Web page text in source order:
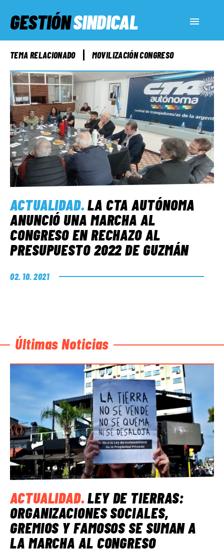
GESTIÓNSINDICAL
ACTUALIDAD
SERVICIOS SOCIALES
INFORMES ESPECIALES
FUERA DE MEGÁFONO
EL LADO «G»
TEMA RELACIONADO MOVILIZACIÓN CONGRESO
ACTUALIDAD.LA CTA AUTÓNOMA
ANUNCIÓ UNA MARCHA AL
CONGRESO EN RECHAZO AL
PRESUPUESTO 2022 DE GUZMÁN
02. 10. 2021
Últimas Noticias
ACTUALIDAD.LEY DE TIERRAS:
ORGANIZACIONES SOCIALES,
GREMIOS Y FAMOSOS SE SUMAN A
LA MARCHA AL CONGRESO